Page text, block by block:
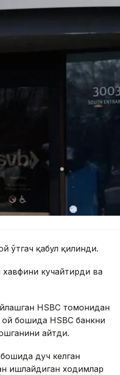
ўтгач қабул қилинди.
хавфини кучайтирди ва
HSBC томонидан
ой бошида HSBC банкни
айтди.
дуч келган
ишлайдиган ходимлар